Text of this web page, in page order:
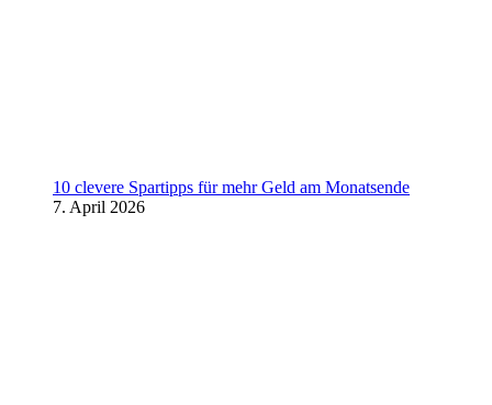
10 clevere Spartipps für mehr Geld am Monatsende
7. April 2026